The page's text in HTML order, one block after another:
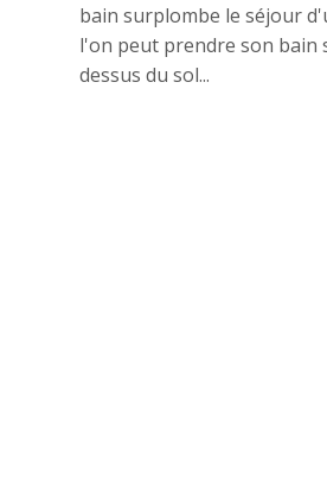
bain surplombe le séjour
l'on peut prendre son bain
dessus du sol...